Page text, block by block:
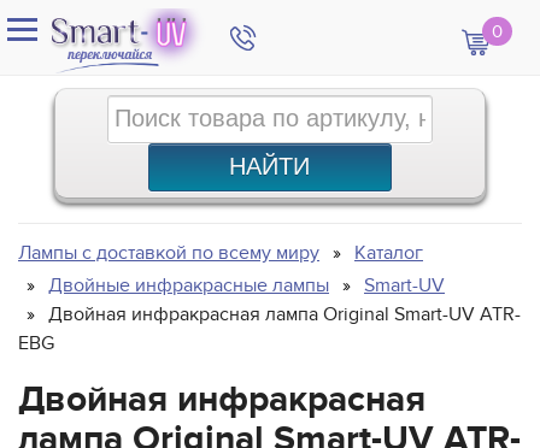
0
Лампы с доставкой по всему миру
Каталог
Двойные инфракрасные лампы
Smart-UV
Двойная инфракрасная лампа Original Smart-UV ATR-
EBG
Двойная инфракрасная
лампа Original Smart-UV ATR-